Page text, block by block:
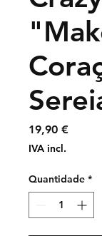
19,90 €Preço
IVA incl.
Quantidade *